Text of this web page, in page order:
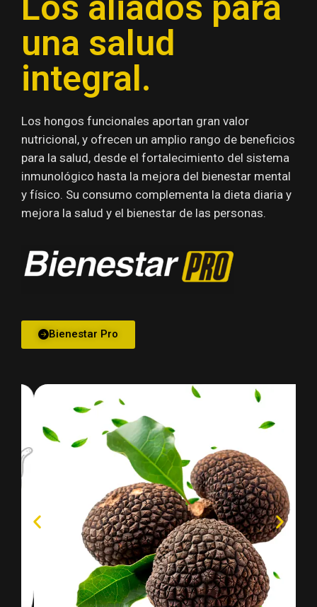
una salud
integral.
Los hongos funcionales aportan gran valor
nutricional, y ofrecen un amplio rango de beneficios
para la salud, desde el fortalecimiento del sistema
inmunológico hasta la mejora del bienestar mental
y físico. Su consumo complementa la dieta diaria y
mejora la salud y el bienestar de las personas.
Bienestar Pro